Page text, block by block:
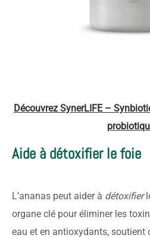
Découvrez SynerLIFE –
Aide à détoxifier le foie
L’ananas peut aider à détoxifier
organe clé pour éliminer les
eau et en antioxydants, soutient